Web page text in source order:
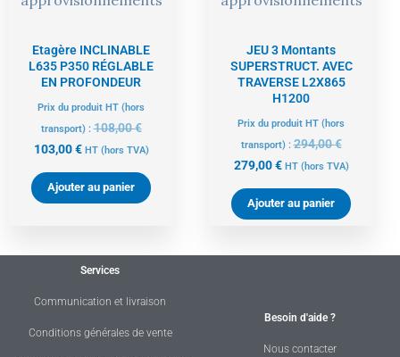
Etagère INCLINABLE
L635 P350 RÉGLABLE
EN PROFONDEUR
Prix du produit HT (hors
transport) :108,00€
103,00€ HT (hors TVA)
Ajouter au panier
JEU 3 Montants
SUPERSTRUCT. AVEC
TRAVERSE L2X865
H1200
Prix du produit HT (hors
transport) :294,00€
279,00€ HT (hors TVA)
Ajouter au panier
Services
Communication et livraison
Conditions générales de vente
Besoin d'aide ?
Nous contacter